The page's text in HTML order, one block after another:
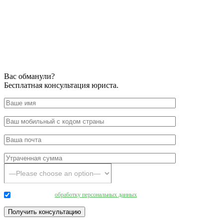
Вас обманули?
Бесплатная консультация юриста.
обработку персональных данных